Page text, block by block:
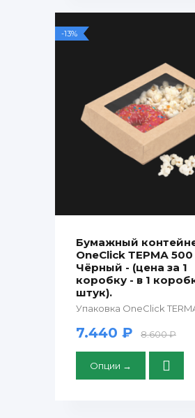
-13%
Бумажный
OneClick ТЕРМА 500
Чёрный - (цена за 1
коробку - в 1
штук).
Упаковка OneClick
7.440 ₽ 8.600 ₽
Опции →